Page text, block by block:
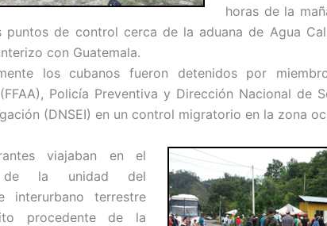
horas de la
puntos de control cerca de la aduana de Agua
con Guatemala.
los cubanos fueron detenidos por
Policía Preventiva y Dirección Nacional de
(DNSEI) en un control migratorio en la zona
viajaban en el
de la unidad del
interurbano terrestre
procedente de la